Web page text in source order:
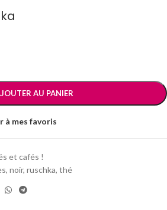
AU PANIER
à mes favoris
et cafés !
, noir, ruschka, thé